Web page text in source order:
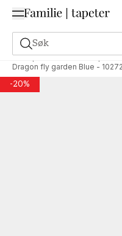
Søk
Tapeter Merke
Dragon fly garden Blue -
-20%